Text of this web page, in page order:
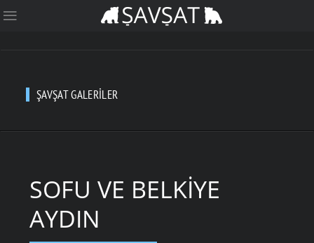
ŞAVŞAT GALERILER
SOFU VE BELKIYE
AYDIN